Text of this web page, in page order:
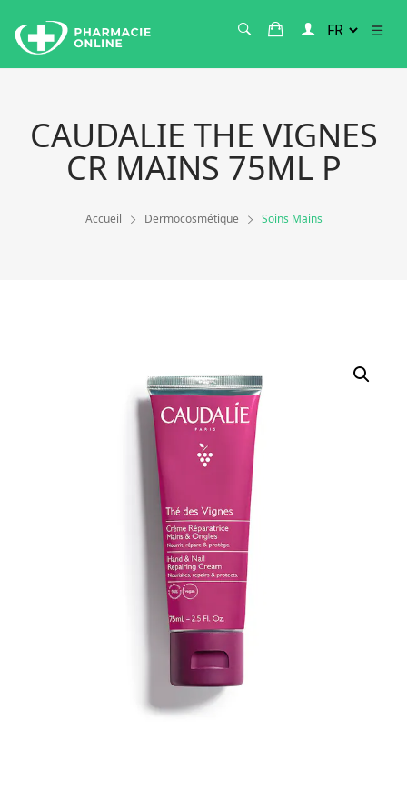
CAUDALIE THE VIGNES
CR MAINS 75ML P
Accueil Dermocosmétique Soins Mains